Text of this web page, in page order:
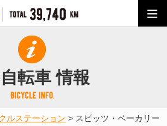
転車 情報
ルステーション > スピッツ・ベーカリー